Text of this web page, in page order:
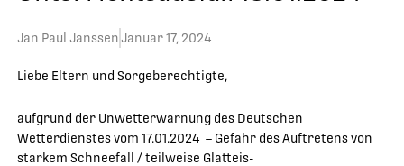
Jan Paul JanssenJanuar 17, 2024
Liebe Eltern und Sorgeberechtigte,
aufgrund der Unwetterwarnung des Deutschen
Wetterdienstes vom 17.01.2024 – Gefahr des Auftretens von
starkem Schneefall / teilweise Glatteis-